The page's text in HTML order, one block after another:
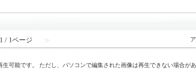
1 / 1ページ ≫
可能です。 ただし、パソコンで編集された画像は再生できない場合が